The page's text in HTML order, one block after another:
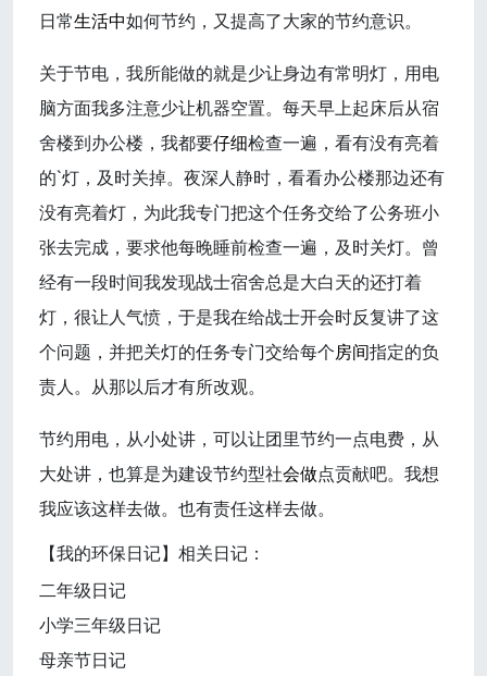
日常生活中如何节约，又提高了大家的节约意识。
关于节电，我所能做的就是少让身边有常明灯，用电
脑方面我多注意少让机器空置。每天早上起床后从宿
舍楼到办公楼，我都要仔细检查一遍，看有没有亮着
的`灯，及时关掉。夜深人静时，看看办公楼那边还有
没有亮着灯，为此我专门把这个任务交给了公务班小
张去完成，要求他每晚睡前检查一遍，及时关灯。曾
经有一段时间我发现战士宿舍总是大白天的还打着
灯，很让人气愤，于是我在给战士开会时反复讲了这
个问题，并把关灯的任务专门交给每个房间指定的负
责人。从那以后才有所改观。
节约用电，从小处讲，可以让团里节约一点电费，从
大处讲，也算是为建设节约型社会做点贡献吧。我想
我应该这样去做。也有责任这样去做。
【我的环保日记】相关日记：
二年级日记
小学三年级日记
母亲节日记